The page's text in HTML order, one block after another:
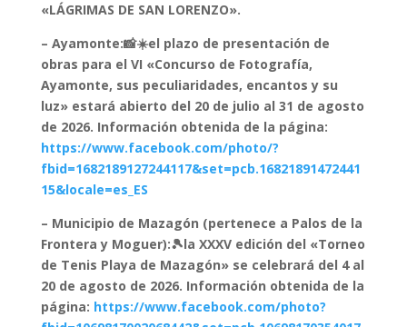
«LÁGRIMAS DE SAN LORENZO».
– Ayamonte:📸☀️el plazo de presentación de
obras para el VI «Concurso de Fotografía,
Ayamonte, sus peculiaridades, encantos y su
luz» estará abierto del 20 de julio al 31 de agosto
de 2026. Información obtenida de la página:
https://www.facebook.com/photo/?
fbid=1682189127244117&set=pcb.16821891472441
15&locale=es_ES
– Municipio de Mazagón (pertenece a Palos de la
Frontera y Moguer):🎾la XXXV edición del «Torneo
de Tenis Playa de Mazagón» se celebrará del 4 al
20 de agosto de 2026. Información obtenida de la
página: https://www.facebook.com/photo?